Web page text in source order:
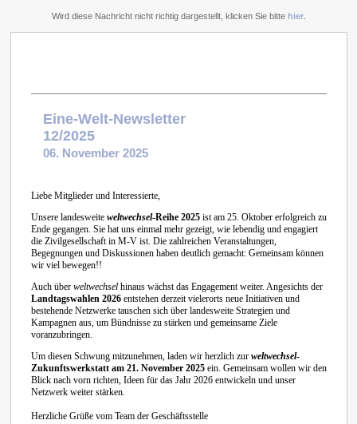
Wird diese Nachricht nicht richtig dargestellt, klicken Sie bitte hier.
Eine-Welt-Newsletter
12/2025
06. November 2025
Liebe Mitglieder und Interessierte,
Unsere landesweite weltwechsel-Reihe 2025ist am 25. Oktober erfolgreich zu
Ende gegangen. Sie hat uns einmal mehr gezeigt, wie lebendig und engagiert
die Zivilgesellschaft in M-V ist. Die zahlreichen Veranstaltungen,
Begegnungen und Diskussionen haben deutlich gemacht: Gemeinsam können
wir viel bewegen!!
Auch über weltwechselhinaus wächst das Engagement weiter. Angesichts der
Landtagswahlen 2026entstehen derzeit vielerorts neue Initiativen und
bestehende Netzwerke tauschen sich über landesweite Strategien und
Kampagnen aus, um Bündnisse zu stärken und gemeinsame Ziele
voranzubringen.
Um diesen Schwung mitzunehmen, laden wir herzlich zur weltwechsel-
Zukunftswerkstatt am 21. November 2025ein. Gemeinsam wollen wir den
Blick nach vorn richten, Ideen für das Jahr 2026 entwickeln und unser
Netzwerk weiter stärken.
Herzliche Grüße vom Team der Geschäftsstelle